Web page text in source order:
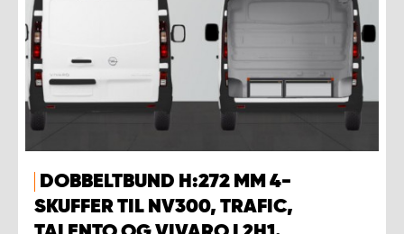
DOBBELTBUND H:272 MM 4-
SKUFFER TIL NV300, TRAFIC,